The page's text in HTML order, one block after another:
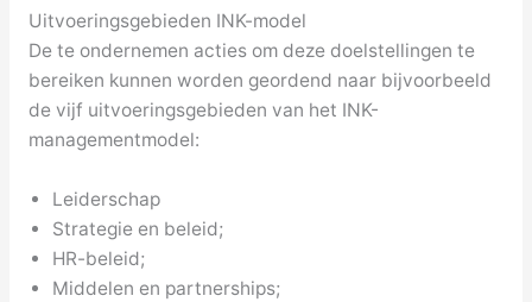
Uitvoeringsgebieden INK-model
De te ondernemen acties om deze doelstellingen te
bereiken kunnen worden geordend naar bijvoorbeeld
de vijf uitvoeringsgebieden van het INK-
managementmodel:
Leiderschap
Strategie en beleid;
HR-beleid;
Middelen en partnerships;